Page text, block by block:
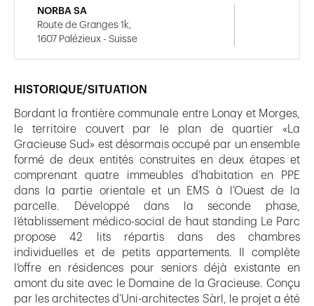
HISTORIQUE/SITUATION
Bordant la frontière communale entre Lonay et Morges,
le territoire couvert par le plan de quartier «La
Gracieuse Sud» est désormais occupé par un ensemble
formé de deux entités construites en deux étapes et
comprenant quatre immeubles d’habitation en PPE
dans la partie orientale et un EMS à l’Ouest de la
parcelle. Développé dans la seconde phase,
l’établissement médico-social de haut standing Le Parc
propose 42 lits répartis dans des chambres
individuelles et de petits appartements. Il complète
l’offre en résidences pour seniors déjà existante en
amont du site avec le Domaine de la Gracieuse. Conçu
par les architectes d’Uni-architectes Sàrl, le projet a été
NORBA SA
Route de Granges 1k,
1607 Palézieux - Suisse